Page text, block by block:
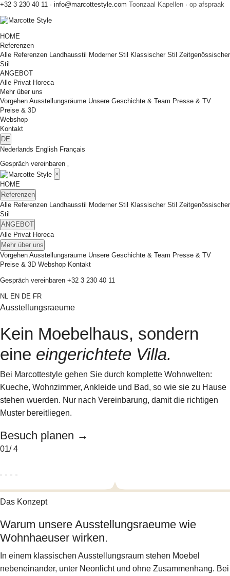
+32 3 230 40 11 · info@marcottestyle.com Toonzaal Kapellen · op afspraak
HOME
Referenzen
Alle Referenzen Landhausstil Moderner Stil Klassischer Stil Zeitgenössischer
Stil
ANGEBOT
Alle Privat Horeca
Mehr über uns
Vorgehen Ausstellungsräume Unsere Geschichte & Team Presse & TV
Preise & 3D
Webshop
Kontakt
DE
Nederlands English Français
Gespräch vereinbaren
×
HOME
Referenzen
Alle Referenzen Landhausstil Moderner Stil Klassischer Stil Zeitgenössischer
Stil
ANGEBOT
Alle Privat Horeca
Mehr über uns
Vorgehen Ausstellungsräume Unsere Geschichte & Team Presse & TV
Preise & 3D Webshop Kontakt
Gespräch vereinbaren +32 3 230 40 11
NL EN DE FR
Ausstellungsraeume
Kein Moebelhaus, sondern
eine eingerichtete Villa.
Bei Marcottestyle gehen Sie durch komplette Wohnwelten:
Kueche, Wohnzimmer, Ankleide und Bad, so wie sie zu Hause
stehen wuerden. Nur nach Vereinbarung, damit die richtigen
Muster bereitliegen.
Besuch planen →
01/ 4
Das Konzept
Warum unsere Ausstellungsraeume wie
Wohnhaeuser wirken.
In einem klassischen Ausstellungsraum stehen Moebel
nebeneinander, unter Neonlicht und ohne Zusammenhang. Bei